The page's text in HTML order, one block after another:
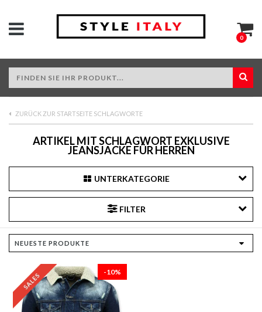
0
ZURÜCK ZUR STARTSEITE SCHLAGWORTE
ARTIKEL MIT SCHLAGWORT EXKLUSIVE
JEANSJACKE FÜR HERREN
UNTERKATEGORIE
FILTER
-10%